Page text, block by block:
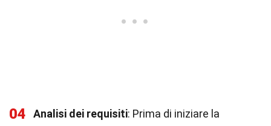
04 Analisi dei requisiti: Prima di iniziare la